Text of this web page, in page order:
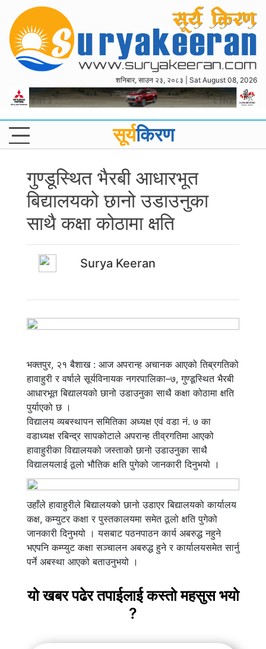
शनिबार, साउन २३, २०८३ | Sat August 08, 2026
सूर्यकिरण
गुण्डूस्थित भैरबी आधारभूत
बिद्यालयको छानो उडाउनुका
साथै कक्षा कोठामा क्षति
Surya Keeran
भक्तपुर, २१ बैशाख : आज अपरान्ह अचानक आएको तिब्रगतिको
हावाहुरी र वर्षाले सूर्यविनायक नगरपालिका–७, गुण्डूस्थित भैरबी
आधारभूत बिद्यालयको छानो उडाउनुका साथै कक्षा कोठामा क्षति
पुर्याएको छ ।
विद्यालय व्यबस्थापन समितिका अध्यक्ष एवं वडा नं. ७ का
वडाध्यक्ष रबिन्द्र सापकोटाले अपरान्ह तीव्रगतिमा आएको
हावाहुरीका विद्यालयको जस्ताको छानो उडाउनुका साथै
विद्यालयलाई ठूलो भौतिक क्षति पुगेको जानकारी दिनुभयो ।
उहाँले हावाहुरीले बिद्यालयको छानो उडाएर बिद्यालयको कार्यालय
कक्ष, कम्युटर कक्षा र पुस्तकालयमा समेत ठूलो क्षति पुगेको
जानकारी दिनुभयो । यसबाट पठनपाठन कार्य अबरुद्ध नहुने
भएपनि कम्प्युट कक्षा सञ्चालन अबरुद्ध हुने र कार्यालयसमेत सार्नु
पर्ने अबस्था आएको बताउनुभयो ।
यो खबर पढेर तपाईलाई कस्तो महसुस भयो
?